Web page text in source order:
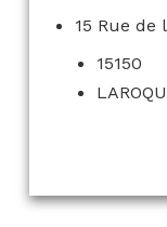
15 Rue de
15150